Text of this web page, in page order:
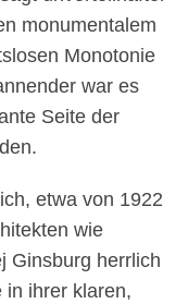
monumentalem
Monotonie
war es
Seite der
etwa von 1922
wie
Ginsburg herrlich
in ihrer klaren,